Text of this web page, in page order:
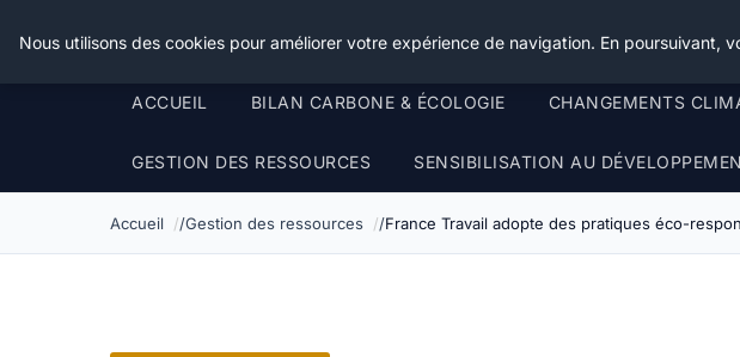
Happy Calyx Farmer
ACCUEIL BILAN CARBONE & ÉCOLOGIE CHANGEMENTS
GESTION DES RESSOURCES SENSIBILISATION AU
Accueil Gestion des ressources France Travail adopte des pratiques éco-
Nous utilisons des cookies pour améliorer votre expérience de navigation. En poursuivant,